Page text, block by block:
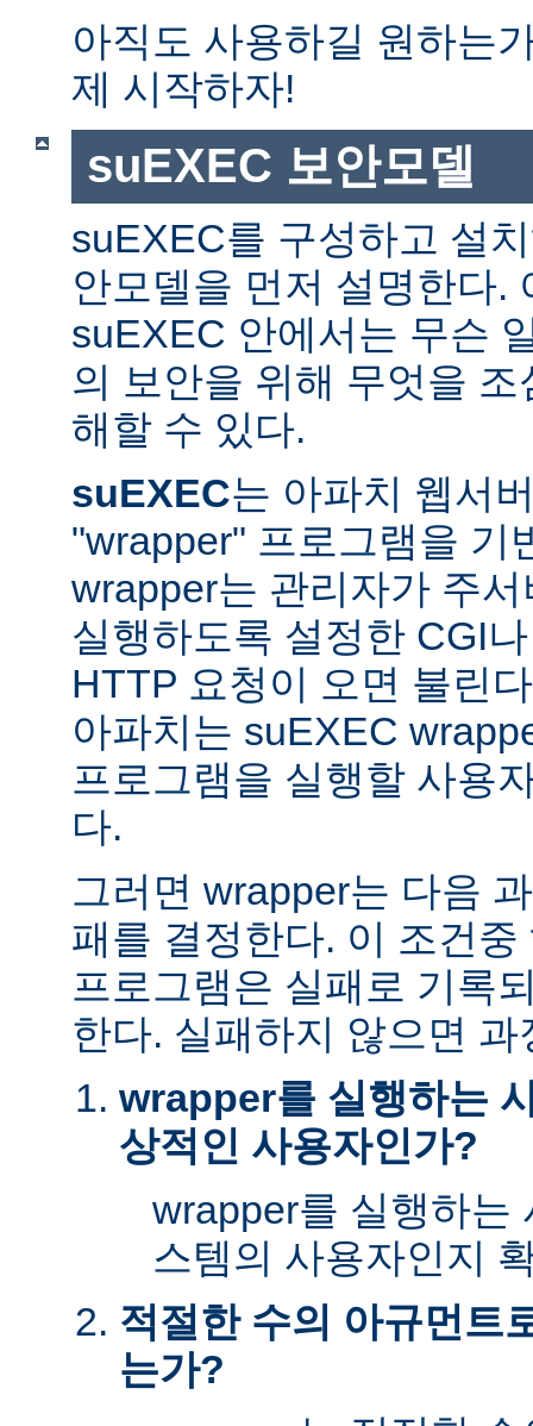
아직도 사용하길 원하는
제 시작하자!
suEXEC 보안모델
suEXEC를 구성하고 설
안모델을 먼저 설명한다.
suEXEC 안에서는 무슨
의 보안을 위해 무엇을
해할 수 있다.
suEXEC는 아파치 웹서
"wrapper" 프로그램을 기
wrapper는 관리자가 주
실행하도록 설정한 CGI
HTTP 요청이 오면 불린
아파치는 suEXEC
프로그램을 실행할 사용
다.
그러면 wrapper는 다음
패를 결정한다. 이 조건
프로그램은 실패로 기록
한다. 실패하지 않으면
wrapper를 실행하는
상적인 사용자인가?
wrapper를 실행하는
스템의 사용자인지
적절한 수의 아규먼트
는가?